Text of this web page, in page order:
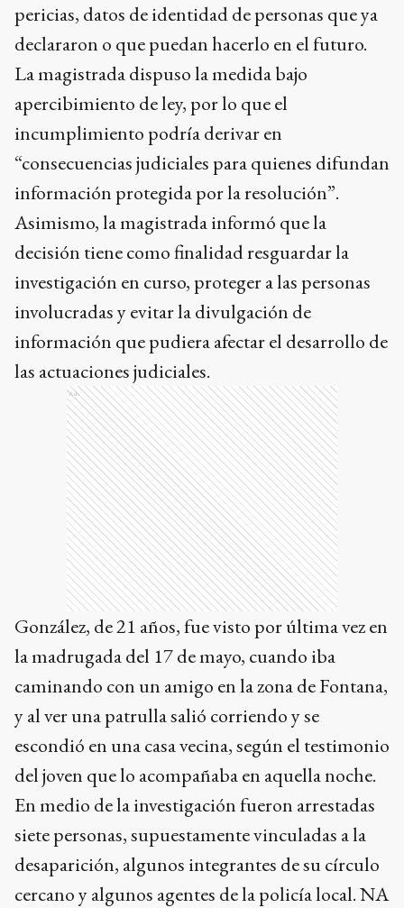
pericias, datos de identidad de personas que ya
declararon o que puedan hacerlo en el futuro.
La magistrada dispuso la medida bajo
apercibimiento de ley, por lo que el
incumplimiento podría derivar en
“consecuencias judiciales para quienes difundan
información protegida por la resolución”.
Asimismo, la magistrada informó que la
decisión tiene como finalidad resguardar la
investigación en curso, proteger a las personas
involucradas y evitar la divulgación de
información que pudiera afectar el desarrollo de
las actuaciones judiciales.
Ads
González, de 21 años, fue visto por última vez en
la madrugada del 17 de mayo, cuando iba
caminando con un amigo en la zona de Fontana,
y al ver una patrulla salió corriendo y se
escondió en una casa vecina, según el testimonio
del joven que lo acompañaba en aquella noche.
En medio de la investigación fueron arrestadas
siete personas, supuestamente vinculadas a la
desaparición, algunos integrantes de su círculo
cercano y algunos agentes de la policía local. NA